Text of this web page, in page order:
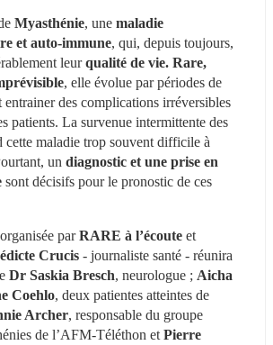
Myasthénie, une maladie
et auto-immune, qui, depuis toujours,
leur qualité de vie. Rare,
, elle évolue par périodes de
entrainer des complications irréversibles
patients. La survenue intermittente des
cette maladie trop souvent difficile à
un diagnostic et une prise en
sont décisifs pour le pronostic de ces
par RARE à l’écoute et
Crucis - journaliste santé - réunira
Dr Saskia Bresch, neurologue ; Aicha
Coehlo, deux patientes atteintes de
Archer, responsable du groupe
de l’AFM-Téléthon et Pierre